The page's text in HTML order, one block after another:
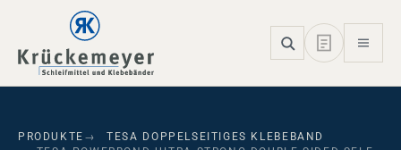
Skip to main navigation
Skip to main content
Skip to page footer
PRODUKTE
TESA DOPPELSEITIGES KLEBEBAND